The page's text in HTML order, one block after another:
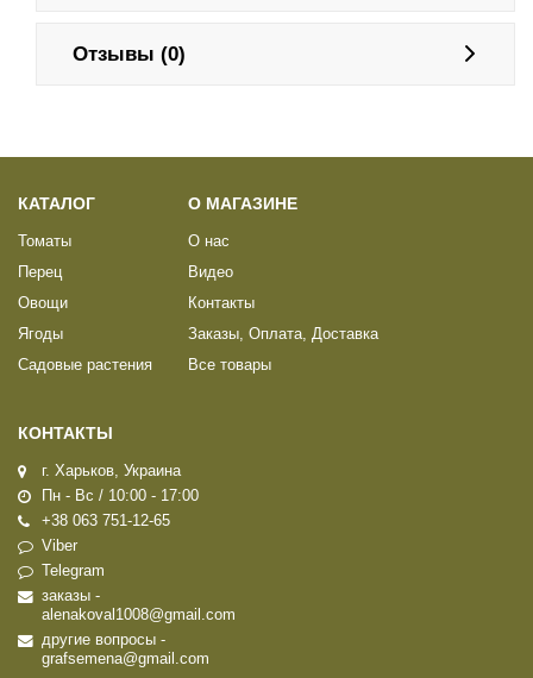
Отзывы (0)
КАТАЛОГ
Томаты
Перец
Овощи
Ягоды
Садовые растения
О МАГАЗИНЕ
О нас
Видео
Контакты
Заказы, Оплата, Доставка
Все товары
КОНТАКТЫ
г. Харьков, Украина
Пн - Вс / 10:00 - 17:00
+38 063 751-12-65
Viber
Telegram
заказы -
alenakoval1008@gmail.com
другие вопросы -
grafsemena@gmail.com